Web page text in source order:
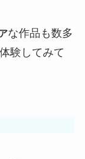
な作品も数多
験してみて